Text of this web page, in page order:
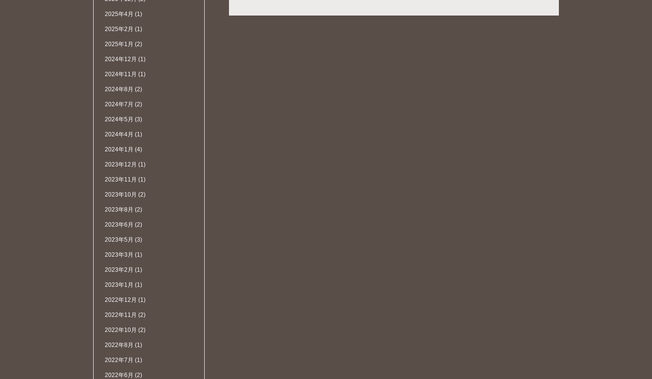
2025年4月 (1)
2025年2月 (1)
2025年1月 (2)
2024年12月 (1)
2024年11月 (1)
2024年8月 (2)
2024年7月 (2)
2024年5月 (3)
2024年4月 (1)
2024年1月 (4)
2023年12月 (1)
2023年11月 (1)
2023年10月 (2)
2023年8月 (2)
2023年6月 (2)
2023年5月 (3)
2023年3月 (1)
2023年2月 (1)
2023年1月 (1)
2022年12月 (1)
2022年11月 (2)
2022年10月 (2)
2022年8月 (1)
2022年7月 (1)
2022年6月 (2)